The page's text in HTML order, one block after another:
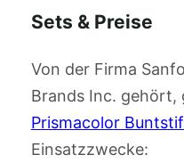
Sets & Preise
Von der Firma
Brands Inc. gehört,
Prismacolor
Einsatzzwecke: